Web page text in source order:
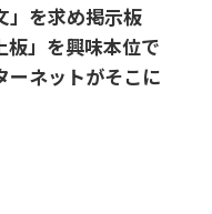
」を求め掲示板
」を興味本位で
ーネットがそこに